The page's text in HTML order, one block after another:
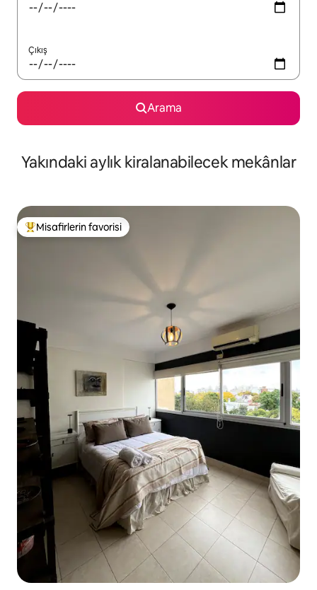
Çıkış
Arama
Yakındaki aylık kiralanabilecek mekânlar
Misafirlerin favorilerinden en beğenilenler arasında
Misafirlerin favorisi